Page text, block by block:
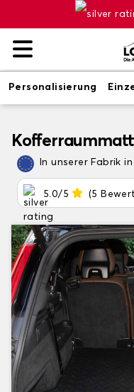
Personalisierung
In unserer Fabrik
5.0/5 (5